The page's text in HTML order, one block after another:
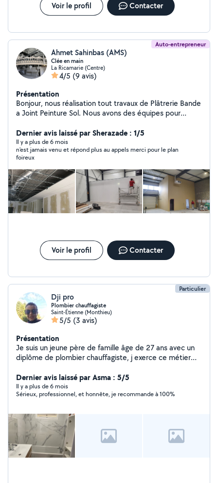
Voir le profil Contacter
Auto-entrepreneur
Ahmet Sahinbas (AMS)
Clée en main
La Ricamarie (Centre)
4/5 (9 avis)
Présentation
Bonjour, nous réalisation tout travaux de Plâtrerie Bande
a Joint Peinture Sol. Nous avons des équipes pour
avec un service irréprochable. Pour tout travaux,
n'hésitez pas.
Dernier avis laissé par Sherazade : 1/5
Il y a plus de 6 mois
n'est jamais venu et répond plus au appels merci pour le plan
foireux
Voir le profil Contacter
Particulier
Dji pro
Plombier chauffagiste
Saint-Étienne (Monthieu)
5/5 (3 avis)
Présentation
Je suis un jeune père de famille âge de 27 ans avec un
diplôme de plombier chauffagiste, j exerce ce métier
avec passion.Aider les personnes dans l urgence pour
moi c est important et surtout gratifiant Réalisation de
salle de bain Dépannage
Dernier avis laissé par Asma : 5/5
Il y a plus de 6 mois
Sérieux, professionnel, et honnête, je recommande à 100%